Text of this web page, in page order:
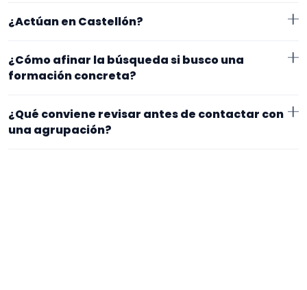
Aquí verás agrupaciones que trabajan para funerales.
En esta página la selección está más afinada hacia
tamaño de la formación y vídeos antes de decidir.
¿Actúan en Castellón?
trabajan en Castellón. Algunos son de la zona y otros
exacto, horarios y posibles gastos.
¿Cómo afinar la búsqueda si busco una
formación concreta?
demasiado específico, cambia el subtipo o quítalo
para abrir la búsqueda. Suele funcionar mejor
¿Qué conviene revisar antes de contactar con
una agrupación?